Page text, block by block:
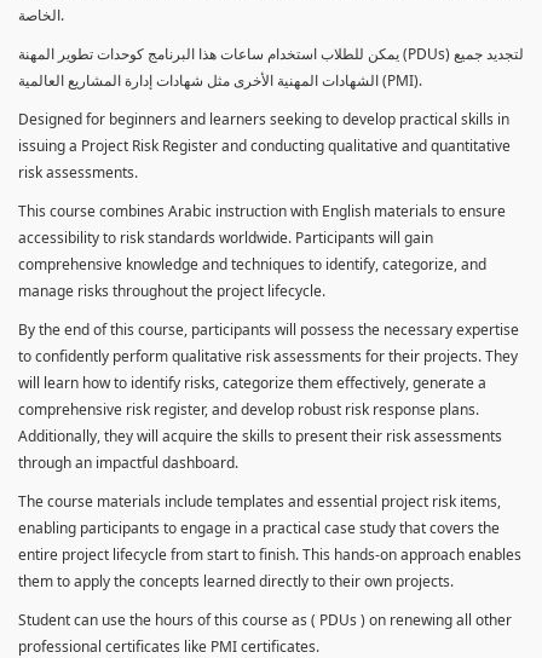
الخاصة.
يمكن للطلاب استخدام ساعات هذا البرنامج كوحدات تطوير المهنة (PDUs) لتجديد جميع
الشهادات المهنية الأخرى مثل شهادات إدارة المشاريع العالمية (PMI).
Designed for beginners and learners seeking to develop practical skills in
issuing a Project Risk Register and conducting qualitative and quantitative
risk assessments.
This course combines Arabic instruction with English materials to ensure
accessibility to risk standards worldwide. Participants will gain
comprehensive knowledge and techniques to identify, categorize, and
manage risks throughout the project lifecycle.
By the end of this course, participants will possess the necessary expertise
to confidently perform qualitative risk assessments for their projects. They
will learn how to identify risks, categorize them effectively, generate a
comprehensive risk register, and develop robust risk response plans.
Additionally, they will acquire the skills to present their risk assessments
through an impactful dashboard.
The course materials include templates and essential project risk items,
enabling participants to engage in a practical case study that covers the
entire project lifecycle from start to finish. This hands-on approach enables
them to apply the concepts learned directly to their own projects.
Student can use the hours of this course as ( PDUs ) on renewing all other
professional certificates like PMI certificates.